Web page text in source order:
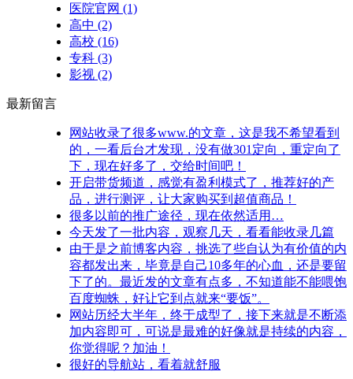
医院官网 (1)
高中 (2)
高校 (16)
专科 (3)
影视 (2)
最新留言
网站收录了很多www.的文章，这是我不希望看到
的，一看后台才发现，没有做301定向，重定向了
下，现在好多了，交给时间吧！
开启带货频道，感觉有盈利模式了，推荐好的产
品，进行测评，让大家购买到超值商品！
很多以前的推广途径，现在依然适用…
今天发了一批内容，观察几天，看看能收录几篇
由于是之前博客内容，挑选了些自认为有价值的内
容都发出来，毕竟是自己10多年的心血，还是要留
下了的。最近发的文章有点多，不知道能不能喂饱
百度蜘蛛，好让它到点就来“要饭”。
网站历经大半年，终于成型了，接下来就是不断添
加内容即可，可说是最难的好像就是持续的内容，
你觉得呢？加油！
很好的导航站，看着就舒服